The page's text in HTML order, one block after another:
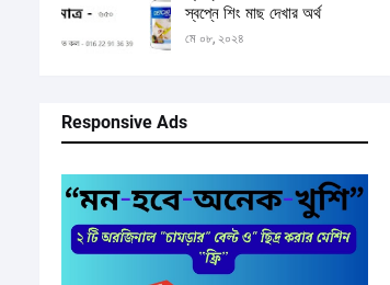
স্বপ্নে শিং মাছ দেখার অর্থ
মে ০৮, ২০২৪
Responsive Ads